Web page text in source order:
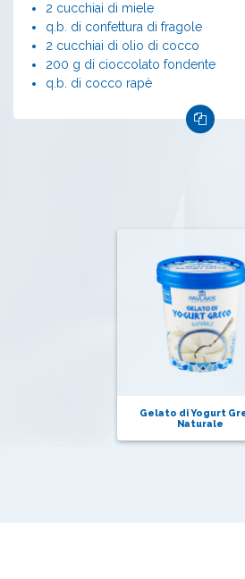
2 cucchiai di miele
q.b. di confettura di fragole
2 cucchiai di olio di cocco
200 g di cioccolato fondente
q.b. di cocco rapè
Gelato di Yogurt
Naturale